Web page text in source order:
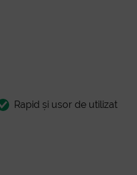
Rapid și usor de utilizat